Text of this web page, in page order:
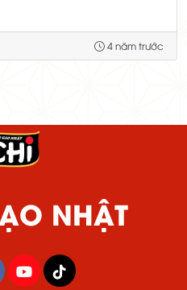
4 năm trước
NHẬT